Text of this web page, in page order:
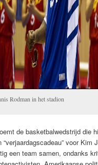
Rodman in het stadion
de basketbalwedstrijd die
“verjaardagscadeau” voor Kim
een team samen, ondanks